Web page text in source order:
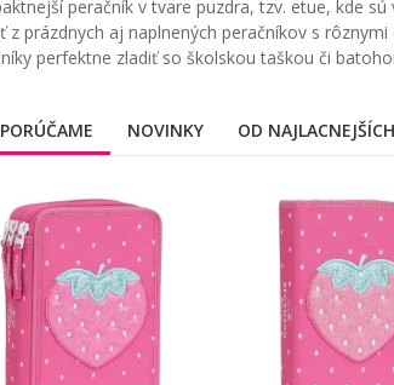
peračník v tvare puzdra, tzv. etue, kde
z prázdnych aj naplnených peračníkov s
perfektne zladiť so školskou taškou či
NOVINKY OD NAJLACNEJŠÍCH